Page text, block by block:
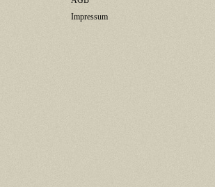
Impressum